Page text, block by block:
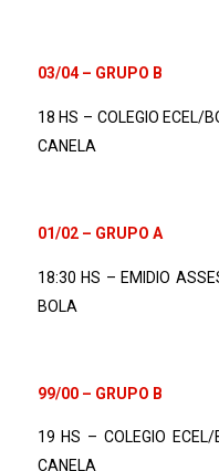
03/04 – GRUPO B
18 HS – COLEGIO ECEL/
CANELA
01/02 – GRUPO A
18:30 HS – EMIDIO
BOLA
99/00 – GRUPO B
19 HS – COLEGIO
CANELA